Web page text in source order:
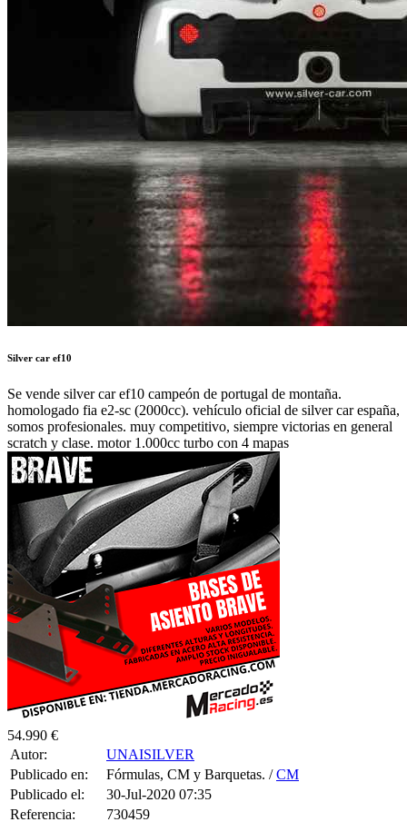
homologado fia e2-sc (2000cc). vehículo oficial de silver car españa,
somos profesionales. muy competitivo, siempre victorias en general
scratch y clase. motor 1.000cc turbo con 4 mapas
54.990 €
Autor:
Publicado en:
Fórmulas, CM y Barquetas. /
Publicado el:
30-Jul-2020 07:35
Referencia:
730459
Visualizaciones:
10029